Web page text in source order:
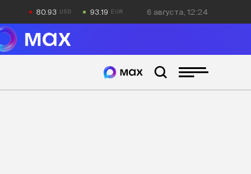
80.93 93.19 6 августа, 12:24